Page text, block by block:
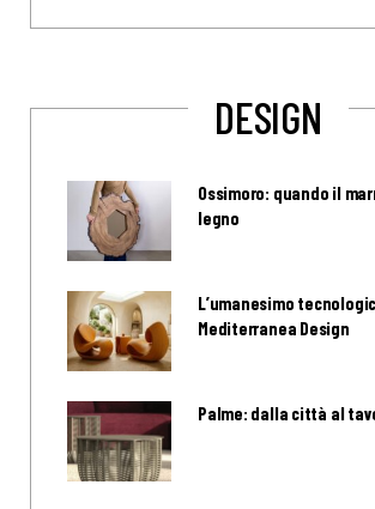
DESIGN
Ossimoro: quando il
legno
L’umanesimo
Mediterranea Design
Palme: dalla città al